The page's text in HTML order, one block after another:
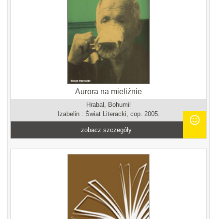
Aurora na mieliźnie
Hrabal, Bohumil
Izabelin : Świat Literacki, cop. 2005.
zobacz szczegóły